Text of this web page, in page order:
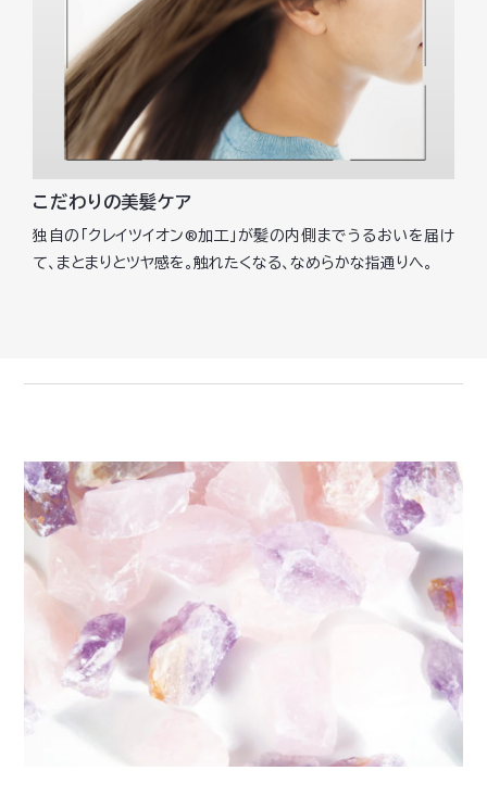
こだわりの美髪ケア
独自の「クレイツイオン®加工」が髪の内側までうるおいを届け
て、まとまりとツヤ感を。触れたくなる、なめらかな指通りへ。